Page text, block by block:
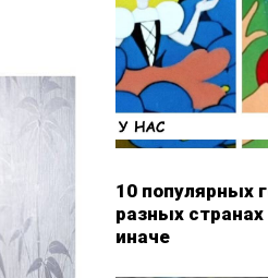
10 популярных
разных
иначе